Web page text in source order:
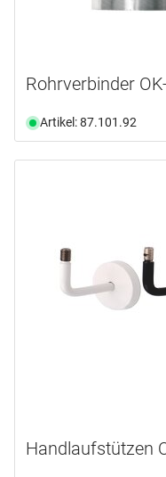
Rohrverbinder
Artikel: 87.101.92
Handlaufstützen